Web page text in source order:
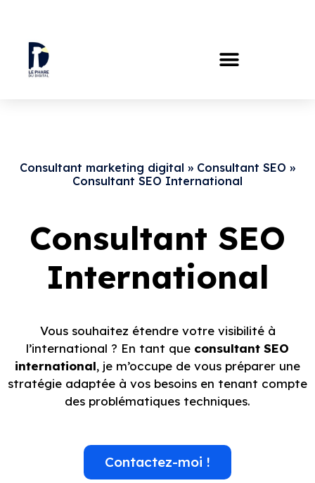
Consultant marketing digital » Consultant SEO »
Consultant SEO International
Consultant SEO
International
Vous souhaitez étendre votre visibilité à
l’international ? En tant que consultant SEO
international, je m’occupe de vous préparer une
stratégie adaptée à vos besoins en tenant compte
des problématiques techniques.
Contactez-moi !